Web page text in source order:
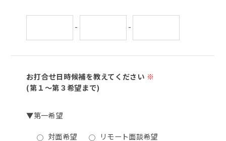
- -
お打合せ日時候補を教えてください ※
(第１～第３希望まで)
▼第一希望
対面希望 リモート面談希望